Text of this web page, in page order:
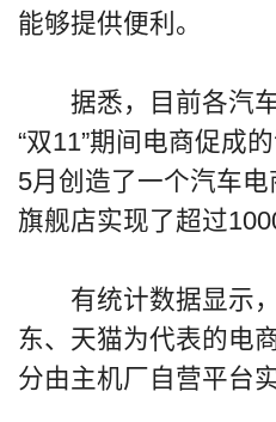
能够提供便利。
据悉，目前各汽车
“双11”期间电商促成
5月创造了一个汽车
旗舰店实现了超过
有统计数据显示，
东、天猫为代表的电
分由主机厂自营平台